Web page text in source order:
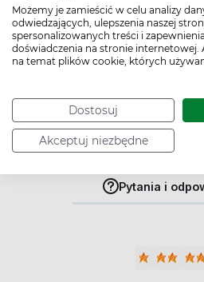
Możemy je zamieścić w celu analizy
odwiedzających, ulepszenia naszej
spersonalizowanych treści i
doświadczenia na stronie internetowej.
na temat plików cookie, których
Dostosuj
Akceptuj niezbędne
z całego okresu
zebranych i zweryfikowanych przez 2
1
Jak zbieramy opinie?
Opinie
Pytania i